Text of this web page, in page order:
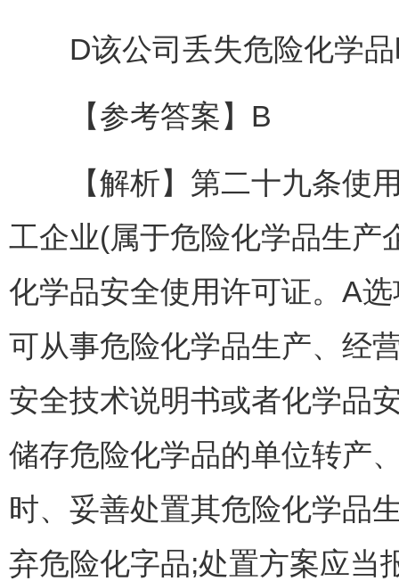
D该公司丢失危险化学品
【参考答案】B
【解析】第二十九条使用
工企业(属于危险化学品生产
化学品安全使用许可证。A
可从事危险化学品生产、经
安全技术说明书或者化学品
储存危险化学品的单位转产
时、妥善处置其危险化学品
弃危险化字品;处置方案应当